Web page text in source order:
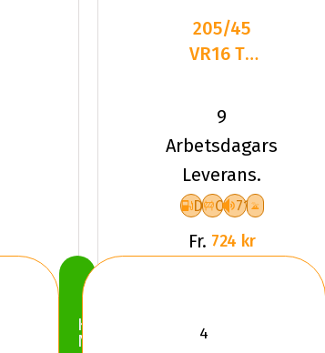
Köp
Nu
205/45
VR16 TL
LANDSAIL
4-
SEASONS
3 XL
9
Arbetsdagars
Leverans.
D C 71
Fr. 724 kr